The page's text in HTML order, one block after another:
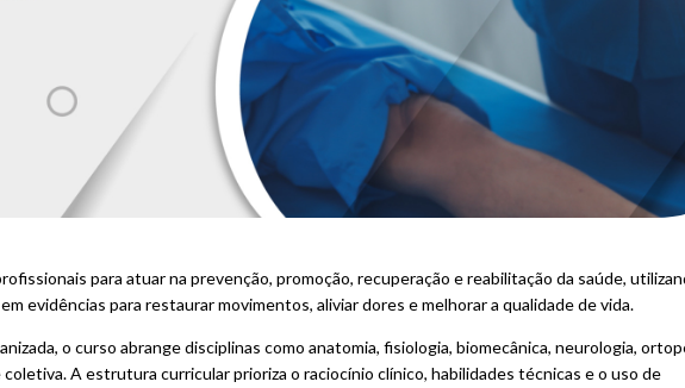
para atuar na prevenção, promoção, recuperação e reabilitação da saúde,
evidências para restaurar movimentos, aliviar dores e melhorar a qualidade de vida.
o curso abrange disciplinas como anatomia, fisiologia, biomecânica, neurologia,
A estrutura curricular prioriza o raciocínio clínico, habilidades técnicas e o uso de